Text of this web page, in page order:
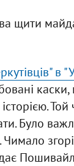
щити
в
каски,
Було
Чимало